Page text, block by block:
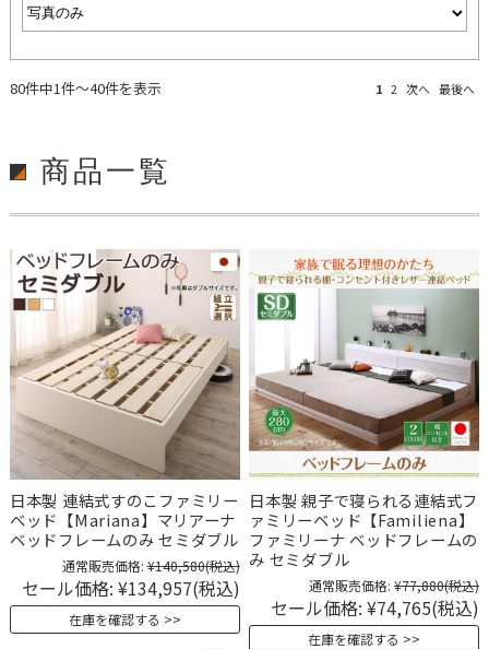
80件中1件～40件を表示 1 2 次へ 最後へ
商品一覧
日本製 連結式すのこファミリー
ベッド【Mariana】マリアーナ
ベッドフレームのみ セミダブル
通常販売価格: ¥140,580(税込)
セール価格: ¥134,957(税込)
在庫を確認する
日本製 親子で寝られる連結式フ
ァミリーベッド【Familiena】
ファミリーナ ベッドフレームの
み セミダブル
通常販売価格: ¥77,880(税込)
セール価格: ¥74,765(税込)
在庫を確認する